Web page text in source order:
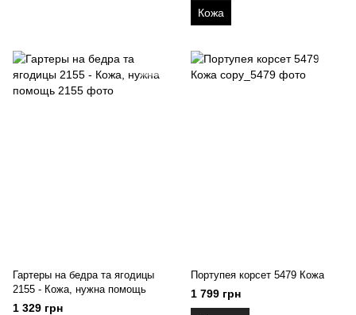
Кожа
Гартеры на бедра та ягодицы
2155 - Кожа, нужна помощь
1 329 грн
Портупея корсет 5479 Кожа
1 799 грн